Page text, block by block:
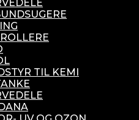
TIL KEMI